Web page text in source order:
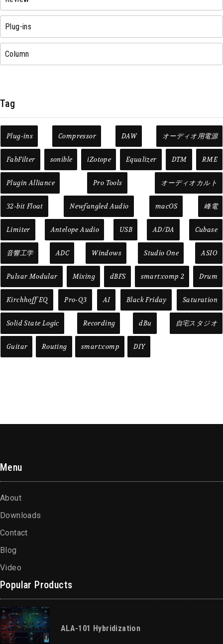
Plug-ins
Column
Tag
Plug-ins Compressor DAW オーディオ用電源
FabFilter sonible iZotope Equalizer DTM RME
Plugin Alliance Pro Tools オーディオカルト
32-bit Float Newfangled Audio macOS 峰電
Limiter Antelope Audio USB AD/DA Cubase
音響工学 ADC Windows Studio One ASIO
Pulsar Modular Mixing dBFS smart:comp 2 Drum
Kirchhoff EQ Pro-Q3 AI Black Friday Saturation
Solid State Logic Recording dBu 自宅スタジオ
Guitar Routing smart:comp DIY
Menu
About
Downloads
Contact
Blog
Video
Popular Products
ALA-101 Hybridization